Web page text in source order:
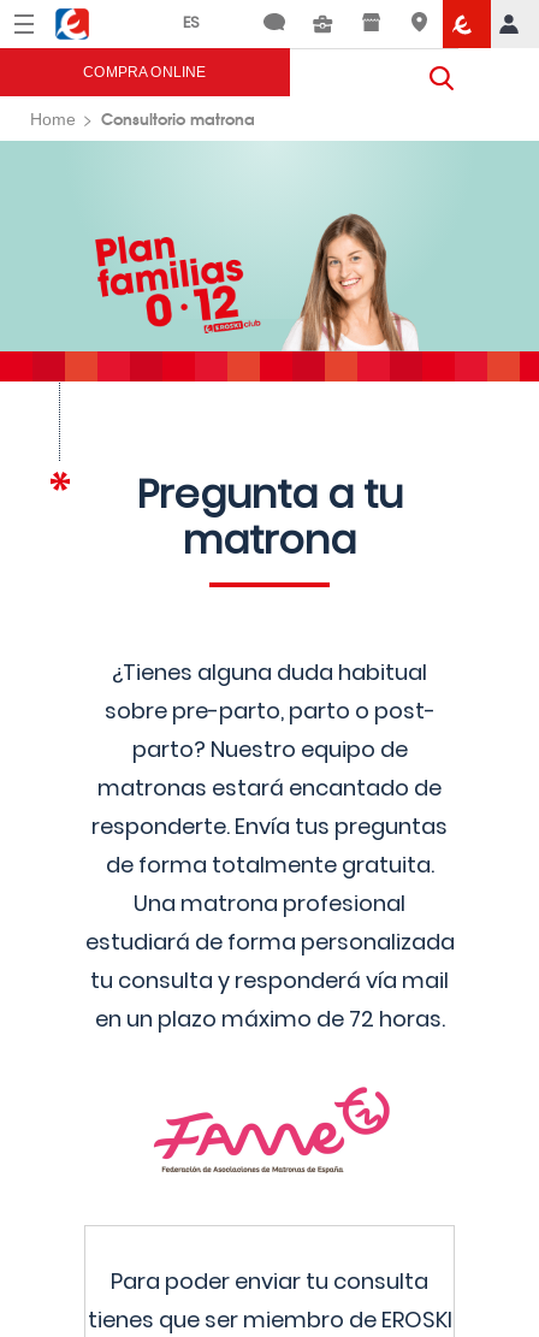
Menú Eroski
COMPRA ONLINE
Home Consultorio matrona
Pregunta a tu
matrona
¿Tienes alguna duda habitual
sobre pre-parto, parto o post-
parto? Nuestro equipo de
matronas estará encantado de
responderte. Envía tus preguntas
de forma totalmente gratuita.
Una matrona profesional
estudiará de forma personalizada
tu consulta y responderá vía mail
en un plazo máximo de 72 horas.
Para poder enviar tu consulta
tienes que ser miembro de EROSKI